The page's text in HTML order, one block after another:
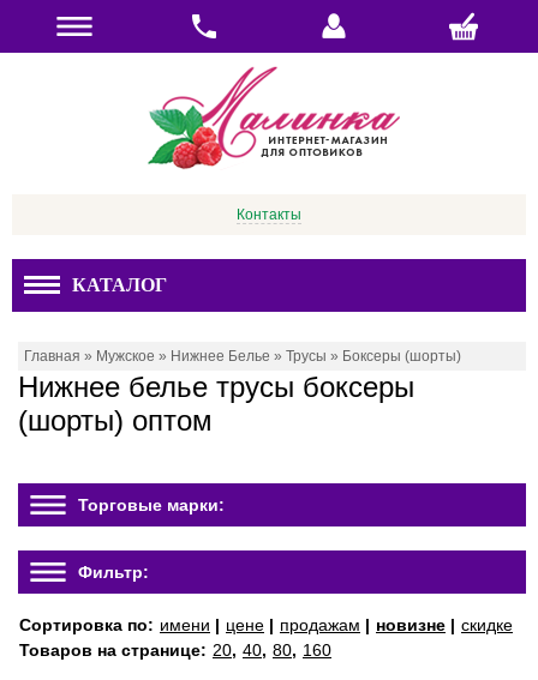
Контакты
КАТАЛОГ
Главная » Мужское » Нижнее Белье » Трусы » Боксеры (шорты)
Нижнее белье трусы боксеры
(шорты) оптом
Торговые марки:
Фильтр:
Сортировка по: имени | цене | продажам | новизне | скидке
Товаров на странице: 20, 40, 80, 160